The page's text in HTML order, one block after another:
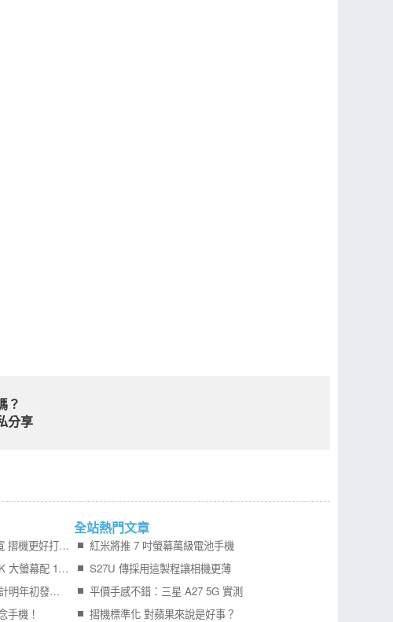
？
分享
Samsung Galaxy Z Fold8 開箱實測寬 摺機更好打字 201g 輕巧機身真的好用嗎？
Redmi Turbo 6 Max 外型曝光 7 吋 2K 大螢幕配 10000mAh 電池 挑戰超長續航
更多 iPhone Air 2 可靠消息曝光，預計明年初發表！
手機！
全站熱門文章
紅米將推 7 吋螢幕萬級電池手機
S27U 傳採用這製程讓相機更薄
平價手感不錯：三星 A27 5G 實測
摺機標準化 對蘋果來說是好事？